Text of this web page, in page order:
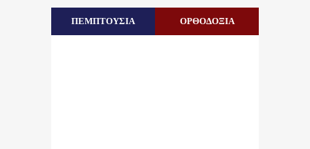
ΠΕΜΠΤΟΥΣΙΑ ΟΡΘΟΔΟΞΙΑ